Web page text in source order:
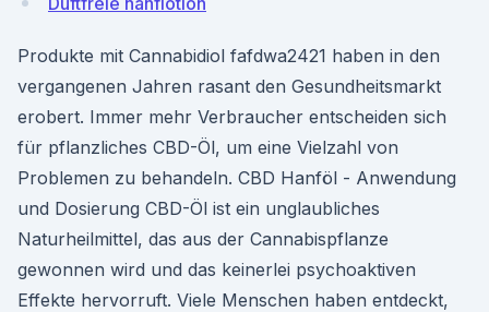
Produkte mit Cannabidiol fafdwa2421 haben in den
vergangenen Jahren rasant den Gesundheitsmarkt
erobert. Immer mehr Verbraucher entscheiden sich
für pflanzliches CBD-Öl, um eine Vielzahl von
Problemen zu behandeln. CBD Hanföl - Anwendung
und Dosierung CBD-Öl ist ein unglaubliches
Naturheilmittel, das aus der Cannabispflanze
gewonnen wird und das keinerlei psychoaktiven
Effekte hervorruft. Viele Menschen haben entdeckt,